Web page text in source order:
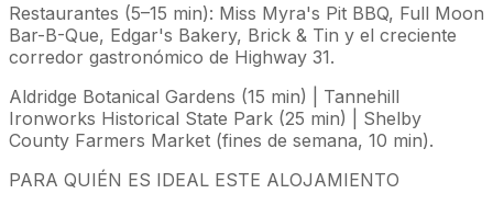
Restaurantes (5–15 min): Miss Myra's Pit BBQ, Full Moon
Bar-B-Que, Edgar's Bakery, Brick & Tin y el creciente
corredor gastronómico de Highway 31.
Aldridge Botanical Gardens (15 min) | Tannehill
Ironworks Historical State Park (25 min) | Shelby
County Farmers Market (fines de semana, 10 min).
PARA QUIÉN ES IDEAL ESTE ALOJAMIENTO